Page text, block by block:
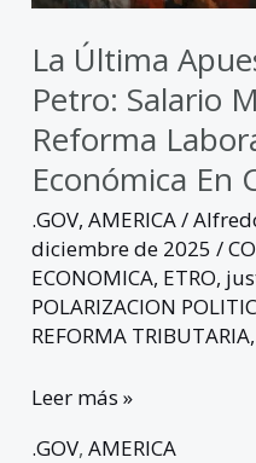
La Última
Petro: Salario
Reforma
Económica En
.GOV,AMERICA/
diciembre de 2025/
ECONOMICA, ETRO,
POLARIZACION
REFORMA TRIBUTARIA
reforma
laboral
y
tensión
económica
en
Colombia
Leer más »
.GOV,AMERICA